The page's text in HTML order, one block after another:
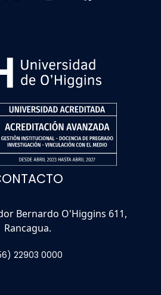
Bernardo O'Higgins 611,
Rancagua.
22903 0000